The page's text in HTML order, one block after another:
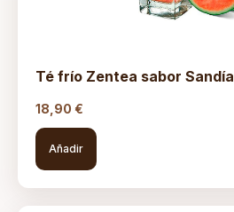
Té frío Zentea sabor Sandía
18,90 €
Añadir